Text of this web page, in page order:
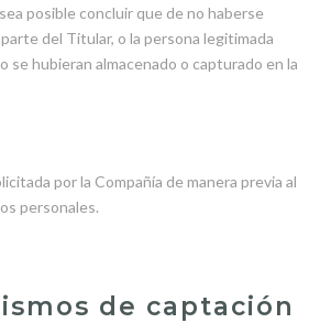
posible concluir que de no haberse
del Titular, o la persona legitimada
se hubieran almacenado o capturado en la
por la Compañía de manera previa al
personales.
de captación